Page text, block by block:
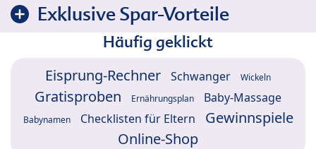
Exklusive Spar-Vorteile
Häufig geklickt
Eisprung-Rechner Schwanger Wickeln
Gratisproben Ernährungsplan Baby-Massage
Babynamen Checklisten für Eltern
Gewinnspiele
Online-Shop